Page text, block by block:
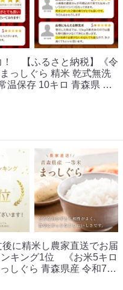
！ 【ふるさと納税】《令
っしぐら 精米 乾式無洗
温保存 10キロ 青森県 五
に精米し農家直送でお届
キング1位 《お米5キロ
しぐら 青森県産 令和7年
直送 一等米 お中元